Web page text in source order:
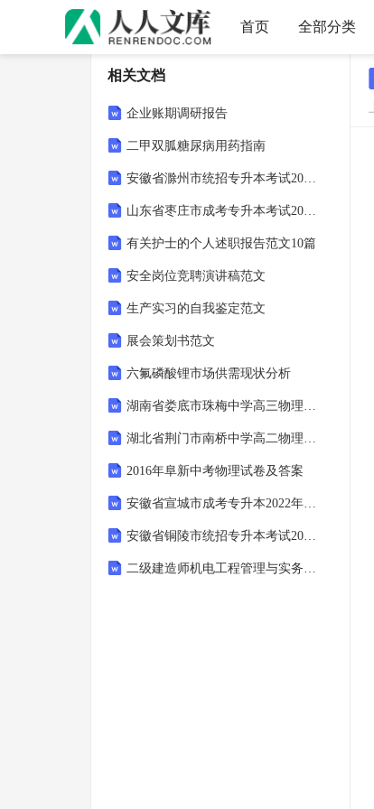
首页 全部分类
相关文档
企业账期调研报告
二甲双胍糖尿病用药指南
安徽省滁州市统招专升本考试2021-2022年语文第二次模拟卷（附答案）
山东省枣庄市成考专升本考试2022年计算机基础第一次模拟卷附答案
有关护士的个人述职报告范文10篇
安全岗位竞聘演讲稿范文
生产实习的自我鉴定范文
展会策划书范文
六氟磷酸锂市场供需现状分析
湖南省娄底市珠梅中学高三物理期末试卷含解析
湖北省荆门市南桥中学高二物理上学期摸底试题含解析
2016年阜新中考物理试卷及答案
安徽省宣城市成考专升本2022年医学综合自考真题含答案
安徽省铜陵市统招专升本考试2022-2023年语文模拟试卷附答案
二级建造师机电工程管理与实务模拟试卷及解析